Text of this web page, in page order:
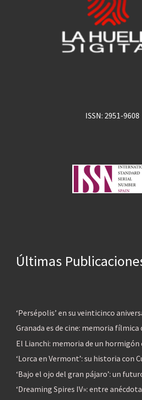
ISSN: 2951-9608
Últimas
‘Persépolis’ en su veinticinco
Granada es de cine: memoria fílmica
El Lianchi: memoria de un hormigón
‘Lorca en Vermont’: su historia con
‘Bajo el ojo del gran pájaro’: un
‘Dreaming Spires IV»: entre